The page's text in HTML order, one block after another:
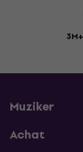
Muziker
Achat